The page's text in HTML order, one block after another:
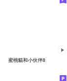
蜜桃貓和小伙伴8